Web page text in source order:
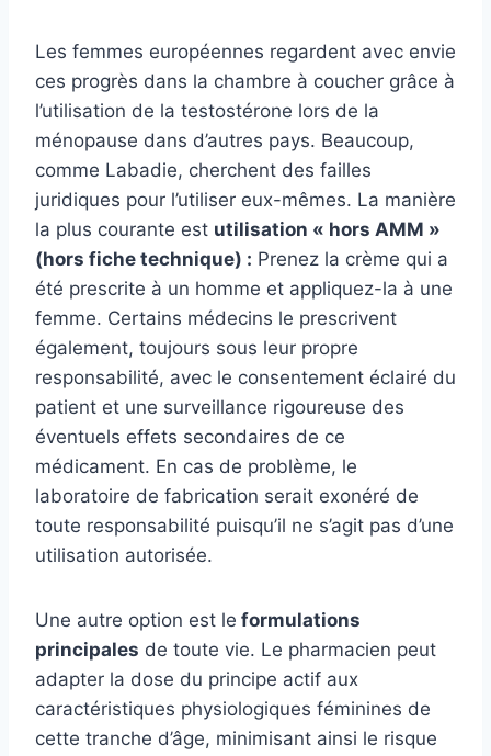
Les femmes européennes regardent avec envie
ces progrès dans la chambre à coucher grâce à
l’utilisation de la testostérone lors de la
ménopause dans d’autres pays. Beaucoup,
comme Labadie, cherchent des failles
juridiques pour l’utiliser eux-mêmes. La manière
la plus courante est utilisation « hors AMM »
(hors fiche technique) : Prenez la crème qui a
été prescrite à un homme et appliquez-la à une
femme. Certains médecins le prescrivent
également, toujours sous leur propre
responsabilité, avec le consentement éclairé du
patient et une surveillance rigoureuse des
éventuels effets secondaires de ce
médicament. En cas de problème, le
laboratoire de fabrication serait exonéré de
toute responsabilité puisqu’il ne s’agit pas d’une
utilisation autorisée.
Une autre option est le formulations
principales de toute vie. Le pharmacien peut
adapter la dose du principe actif aux
caractéristiques physiologiques féminines de
cette tranche d’âge, minimisant ainsi le risque